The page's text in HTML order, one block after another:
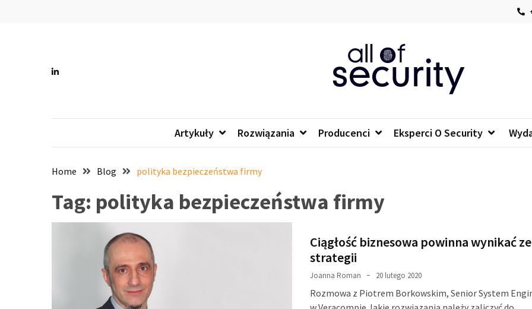
All of security
Artykuły Rozwiązania Producenci Eksperci O Security
Home Blog polityka bezpieczeństwa firmy
Tag: polityka bezpieczeństwa firmy
Ciągłość biznesowa powinna wynikać ze
strategii
Joanna Roman 20 lutego 2020
Rozmowa z Piotrem Borkowskim, Senior System